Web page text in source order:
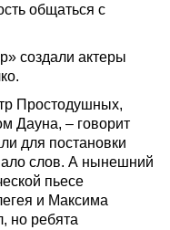
общаться с
создали актеры
Простодушных,
Дауна, – говорит
для постановки
слов. А нынешний
пьесе
и Максима
но ребята